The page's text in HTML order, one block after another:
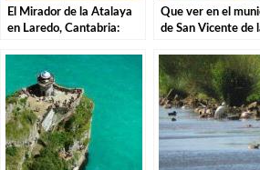
El Mirador de la Atalaya
en Laredo, Cantabria:
Que ver en el
de San Vicente de